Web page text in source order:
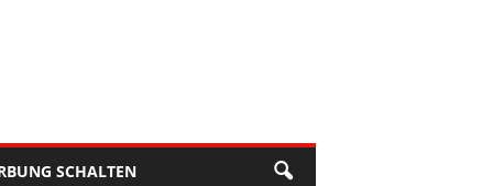
SCHALTEN